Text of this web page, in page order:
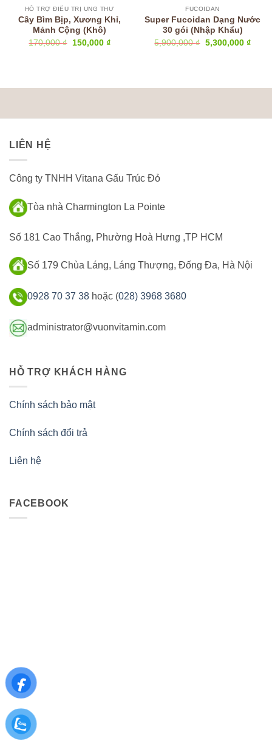
HỖ TRỢ ĐIỀU TRỊ UNG THƯ
Cây Bìm Bịp, Xương Khỉ,
Mảnh Cộng (Khô)
170,000₫
Giá
150,000 ₫Giá
FUCOIDAN
Super Fucoidan Dạng Nước
30 gói (Nhập Khẩu)
5,900,000₫ Giá
5,300,000 ₫Giá
LIÊN HỆ
Công ty TNHH Vitana Gấu Trúc Đỏ
Tòa nhà Charmington La Pointe
Số 181 Cao Thắng, Phường Hoà Hưng ,TP HCM
Số 179 Chùa Láng, Láng Thượng, Đống Đa, Hà Nội
0928 70 37 38 hoặc (028) 3968 3680
administrator@vuonvitamin.com
HỖ TRỢ KHÁCH HÀNG
Chính sách bảo mật
Chính sách đổi trả
Liên hệ
FACEBOOK